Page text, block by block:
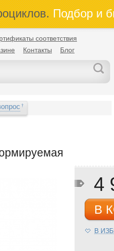
Подбор и
соответствия
Контакты Блог
4
В
В